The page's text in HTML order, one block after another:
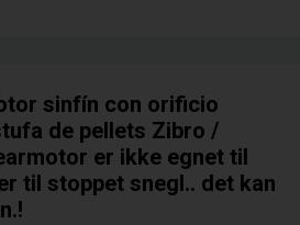
sinfín con orificio
de pellets Zibro /
er ikke egnet til
til stoppet snegl.. det kan